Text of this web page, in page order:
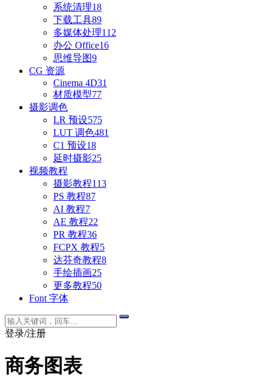
系统清理18
下载工具89
多媒体处理112
办公 Office16
思维导图9
CG 资源
Cinema 4D31
材质模型77
摄影调色
LR 预设575
LUT 调色481
C1 预设18
延时摄影25
视频教程
摄影教程113
PS 教程87
AI 教程7
AE 教程22
PR 教程36
FCPX 教程5
达芬奇教程8
手绘插画25
更多教程50
Font 字体
登录/注册
商务图表